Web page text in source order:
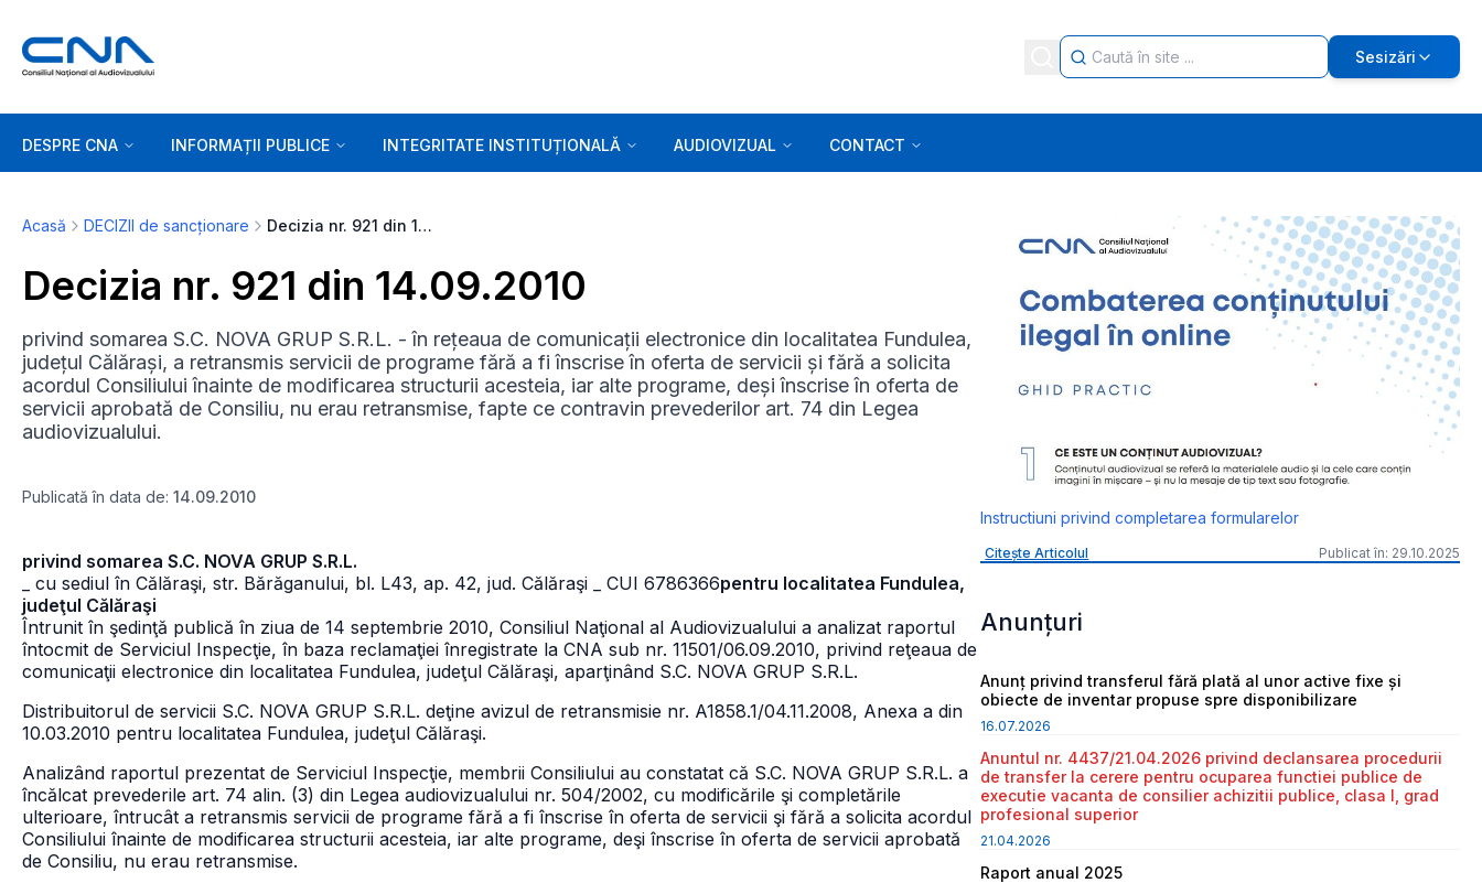
Sesizări
DESPRE CNA INFORMAȚII PUBLICE INTEGRITATE INSTITUȚIONALĂ AUDIOVIZUAL CONTACT
Acasă DECIZII de sancționare Decizia nr. 921 din 14.09.2010
Decizia nr. 921 din 14.09.2010
privind somarea S.C. NOVA GRUP S.R.L. - în rețeaua de comunicații electronice din localitatea Fundulea,
județul Călărași, a retransmis servicii de programe fără a fi înscrise în oferta de servicii și fără a solicita
acordul Consiliului înainte de modificarea structurii acesteia, iar alte programe, deși înscrise în oferta de
servicii aprobată de Consiliu, nu erau retransmise, fapte ce contravin prevederilor art. 74 din Legea
audiovizualului.
Publicată în data de: 14.09.2010
privind somarea S.C. NOVA GRUP S.R.L.
_ cu sediul în Călăraşi, str. Bărăganului, bl. L43, ap. 42, jud. Călăraşi
_ CUI 6786366pentru localitatea Fundulea,
judeţul Călăraşi
Întrunit în şedinţă publică în ziua de 14 septembrie 2010, Consiliul Naţional al Audiovizualului a analizat raportul
întocmit de Serviciul Inspecţie, în baza reclamaţiei înregistrate la CNA sub nr. 11501/06.09.2010, privind reţeaua de
comunicaţii electronice din localitatea Fundulea, judeţul Călăraşi, aparţinând S.C. NOVA GRUP S.R.L.
Distribuitorul de servicii S.C. NOVA GRUP S.R.L. deţine avizul de retransmisie nr. A1858.1/04.11.2008, Anexa a din
10.03.2010 pentru localitatea Fundulea, judeţul Călăraşi.
Analizând raportul prezentat de Serviciul Inspecţie, membrii Consiliului au constatat că S.C. NOVA GRUP S.R.L. a
încălcat prevederile art. 74 alin. (3) din Legea audiovizualului nr. 504/2002, cu modificările şi completările
ulterioare, întrucât a retransmis servicii de programe fără a fi înscrise în oferta de servicii şi fără a solicita acordul
Consiliului înainte de modificarea structurii acesteia, iar alte programe, deşi înscrise în oferta de servicii aprobată
de Consiliu, nu erau retransmise.
Instructiuni privind completarea formularelor
Citește Articolul Publicat în: 29.10.2025
Anunțuri
Anunț privind transferul fără plată al unor active fixe și
obiecte de inventar propuse spre disponibilizare
16.07.2026
Anuntul nr. 4437/21.04.2026 privind declansarea procedurii
de transfer la cerere pentru ocuparea functiei publice de
executie vacanta de consilier achizitii publice, clasa I, grad
profesional superior
21.04.2026
Raport anual 2025